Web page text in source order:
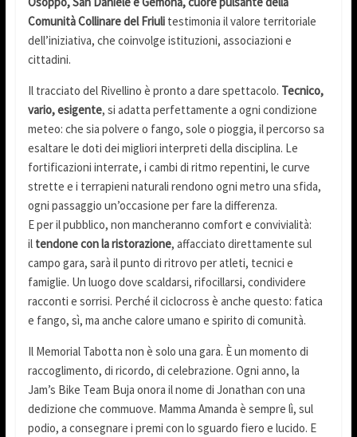
Comunità Collinare del Friulitestimonia il valore territoriale
dell’iniziativa, che coinvolge istituzioni, associazioni e
cittadini.
Il tracciato del Rivellino è pronto a dare spettacolo. Tecnico,
vario, esigente, si adatta perfettamente a ogni condizione
meteo: che sia polvere o fango, sole o pioggia, il percorso sa
esaltare le doti dei migliori interpreti della disciplina. Le
fortificazioni interrate, i cambi di ritmo repentini, le curve
strette e i terrapieni naturali rendono ogni metro una sfida,
ogni passaggio un’occasione per fare la differenza.
E per il pubblico, non mancheranno comfort e convivialità:
il tendone con la ristorazione, affacciato direttamente sul
campo gara, sarà il punto di ritrovo per atleti, tecnici e
famiglie. Un luogo dove scaldarsi, rifocillarsi, condividere
racconti e sorrisi. Perché il ciclocross è anche questo: fatica
e fango, sì, ma anche calore umano e spirito di comunità.
Il Memorial Tabotta non è solo una gara. È un momento di
raccoglimento, di ricordo, di celebrazione. Ogni anno, la
Jam’s Bike Team Buja onora il nome di Jonathan con una
dedizione che commuove. Mamma Amanda è sempre lì, sul
podio, a consegnare i premi con lo sguardo fiero e lucido. E